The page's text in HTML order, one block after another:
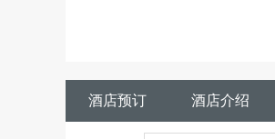
酒店预订 酒店介绍